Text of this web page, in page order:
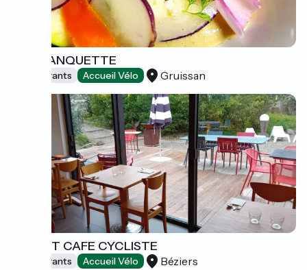
LA CRANQUETTE
Restaurants Accueil Vélo Gruissan
ARLETT CAFE CYCLISTE
Restaurants Accueil Vélo Béziers